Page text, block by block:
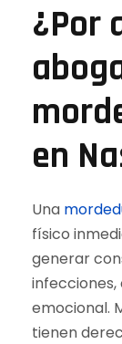
¿Por
en
Una
físico
generar
emocional.
tienen